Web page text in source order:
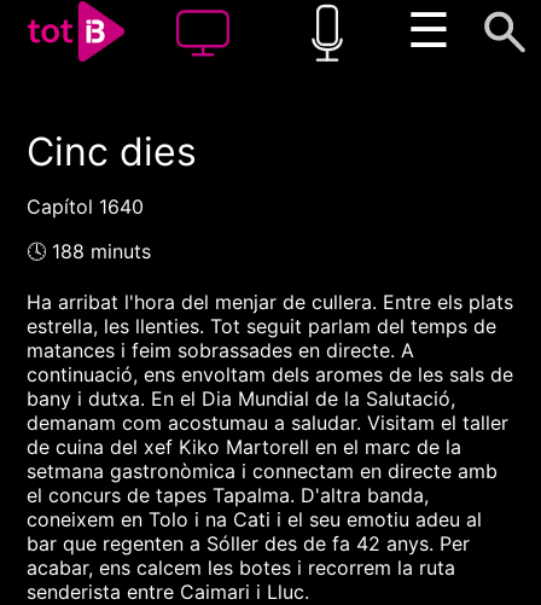
☰
00:00 00:00
Cinc dies
Capítol 1640
🕓 188 minuts
Ha arribat l'hora del menjar de cullera. Entre els plats
estrella, les llenties. Tot seguit parlam del temps de
matances i feim sobrassades en directe. A
continuació, ens envoltam dels aromes de les sals de
bany i dutxa. En el Dia Mundial de la Salutació,
demanam com acostumau a saludar. Visitam el taller
de cuina del xef Kiko Martorell en el marc de la
setmana gastronòmica i connectam en directe amb
el concurs de tapes Tapalma. D'altra banda,
coneixem en Tolo i na Cati i el seu emotiu adeu al
bar que regenten a Sóller des de fa 42 anys. Per
acabar, ens calcem les botes i recorrem la ruta
senderista entre Caimari i Lluc.